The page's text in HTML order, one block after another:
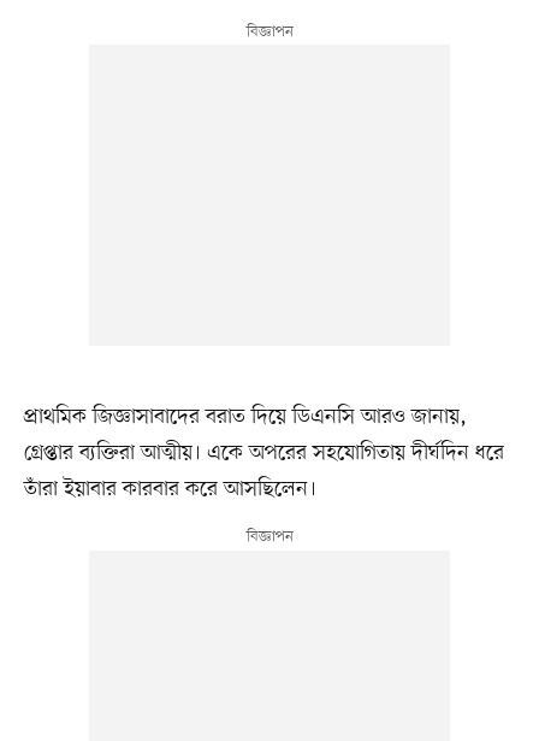
প্রাথমিক জিজ্ঞাসাবাদের বরাত দিয়ে ডিএনসি আরও জানায়,
গ্রেপ্তার ব্যক্তিরা আত্মীয়। একে অপরের সহযোগিতায় দীর্ঘদিন ধরে
তাঁরা ইয়াবার কারবার করে আসছিলেন।